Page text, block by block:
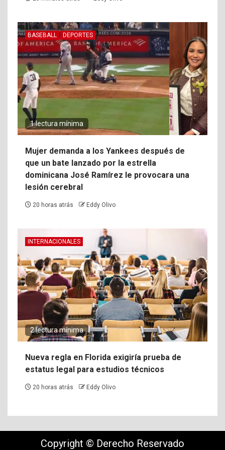
BASEBALL DEPORTES
1 lectura mínima
Mujer demanda a los Yankees después de
que un bate lanzado por la estrella
dominicana José Ramírez le provocara una
lesión cerebral
20 horas atrás Eddy Olivo
INTERNACIONALES
2 lectura mínima
Nueva regla en Florida exigiría prueba de
estatus legal para estudios técnicos
20 horas atrás Eddy Olivo
Copyright © Derecho Reservado